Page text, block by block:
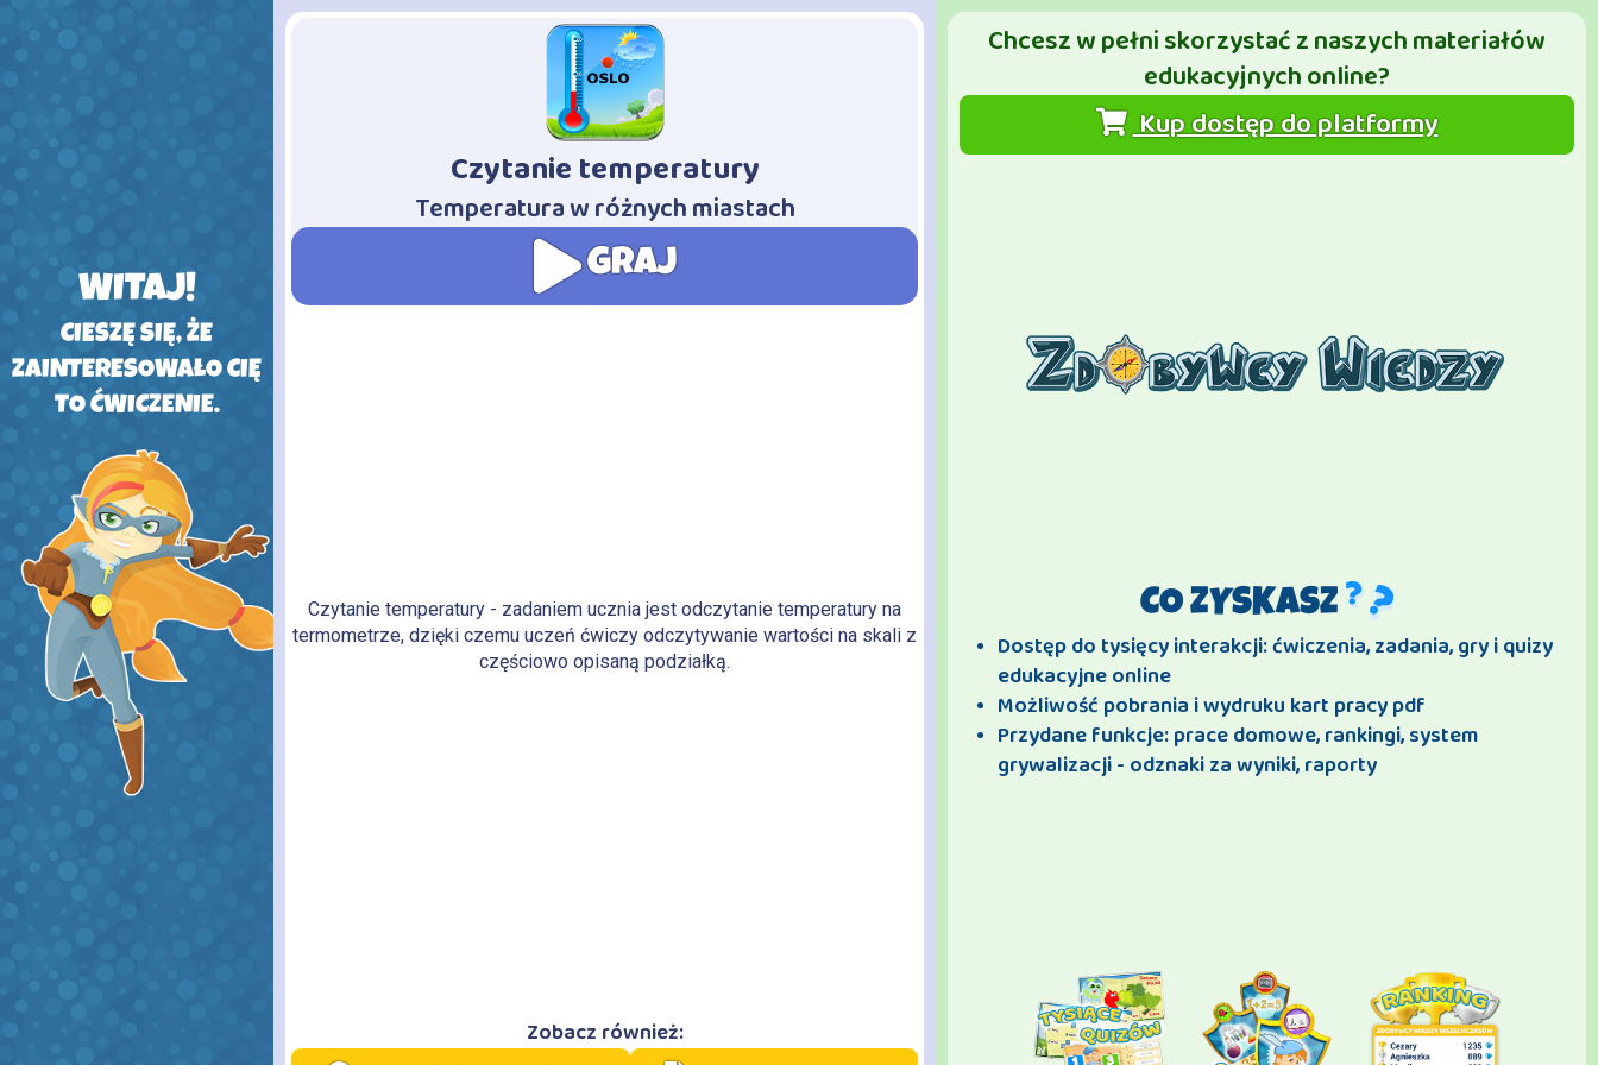
WITAJ!
CIESZĘ SIĘ, ŻE
ZAINTERESOWAŁO CIĘ
TO ĆWICZENIE.
Czytanie temperatury
-
Temperatura w różnych miastach
GRAJ
Czytanie temperatury - zadaniem ucznia jest odczytanie temperatury na
termometrze, dzięki czemu uczeń ćwiczy odczytywanie wartości na skali z
częściowo opisaną podziałką.
Zobacz również:
Chcesz w pełni skorzystać z naszych materiałów
edukacyjnych online?
Kup dostęp do platformy
CO ZYSKASZ
Dostęp do tysięcy interakcji: ćwiczenia, zadania, gry i quizy
edukacyjne online
Możliwość pobrania i wydruku kart pracy pdf
Przydane funkcje: prace domowe, rankingi, system
grywalizacji - odznaki za wyniki, raporty